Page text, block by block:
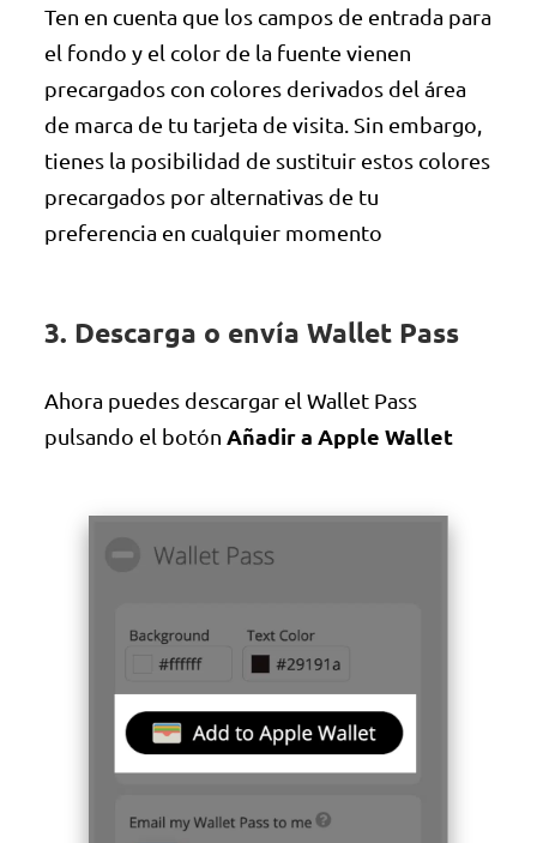
Ten en cuenta que los campos de entrada para
el fondo y el color de la fuente vienen
precargados con colores derivados del área
de marca de tu tarjeta de visita. Sin embargo,
tienes la posibilidad de sustituir estos colores
precargados por alternativas de tu
preferencia en cualquier momento
3. Descarga o envía Wallet Pass
Ahora puedes descargar el Wallet Pass
pulsando el botón Añadir a Apple Wallet